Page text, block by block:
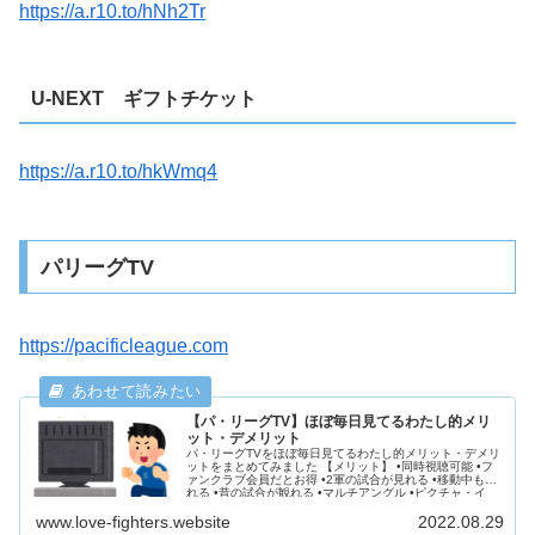
https://a.r10.to/hNh2Tr
U-NEXT ギフトチケット
https://a.r10.to/hkWmq4
パリーグTV
https://pacificleague.com
【パ・リーグTV】ほぼ毎日見てるわたし的メリ
ット・デメリット
パ・リーグTVをほぼ毎日見てるわたし的メリット・デメリ
ットをまとめてみました 【メリット】 •同時視聴可能 •フ
ァンクラブ会員だとお得 •2軍の試合が見れる •移動中も見
れる •昔の試合が観れる •マルチアングル •ピクチャ・イ
www.love-fighters.website 2022.08.29